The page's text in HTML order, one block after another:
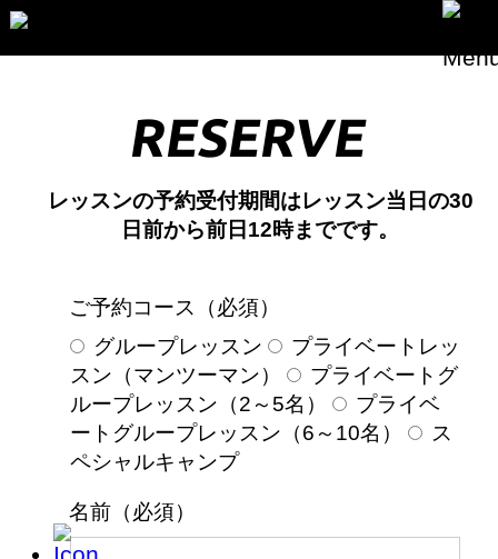
TOP
ABOUT US
PROGRAM
Q&A
INSTRUCTOR
NEWS&INFO
CONTACT
RESERVE
PRIVERCYPOLICY
RESERVE
レッスンの予約受付期間はレッスン当日の30
日前から前日12時までです。
ご予約コース（必須）
グループレッスン
プライベートレッ
スン（マンツーマン）
プライベートグ
ループレッスン（2～5名）
プライベ
ートグループレッスン（6～10名）
ス
ペシャルキャンプ
名前（必須）